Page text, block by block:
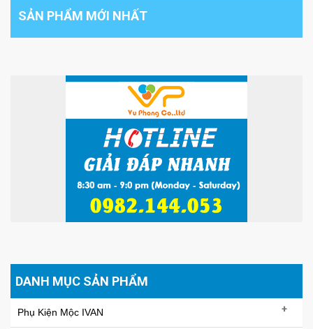
SẢN PHẨM MỚI NHẤT
DANH MỤC SẢN PHẨM
Phụ Kiện Mộc IVAN +